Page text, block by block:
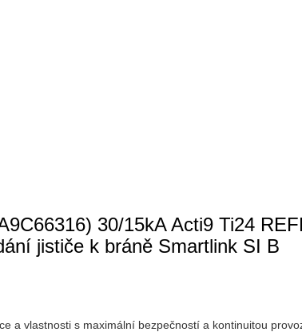
30/15kA Acti9 Ti24
jističe k bráně Smartlink SI B
a vlastnosti s maximální bezpečností a kontinuitou